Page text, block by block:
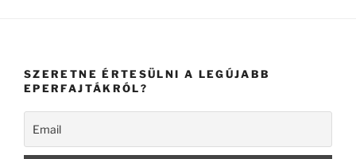
SZERETNE ÉRTESÜLNI A LEGÚJABB
EPERFAJTÁKRÓL?